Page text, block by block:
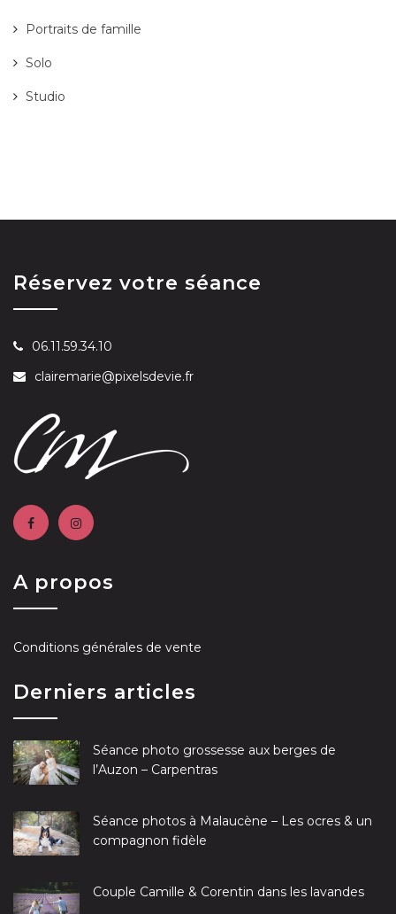
Portraits de famille
Solo
Studio
Réservez votre séance
06.11.59.34.10
clairemarie@pixelsdevie.fr
A propos
Conditions générales de vente
Derniers articles
Séance photo grossesse aux berges de
l’Auzon – Carpentras
Séance photos à Malaucène – Les ocres & un
compagnon fidèle
Couple Camille & Corentin dans les lavandes